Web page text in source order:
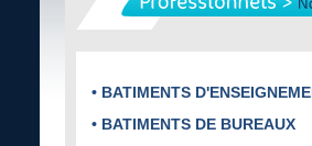
• BATIMENTS
• BATIMENTS DE BUREAUX